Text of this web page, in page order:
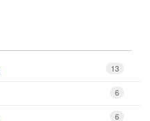
13
6
6